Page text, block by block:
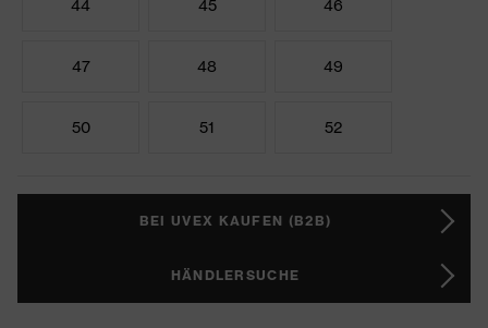
44 45 46
47 48 49
50 51 52
BEI UVEX KAUFEN (B2B)
HÄNDLERSUCHE